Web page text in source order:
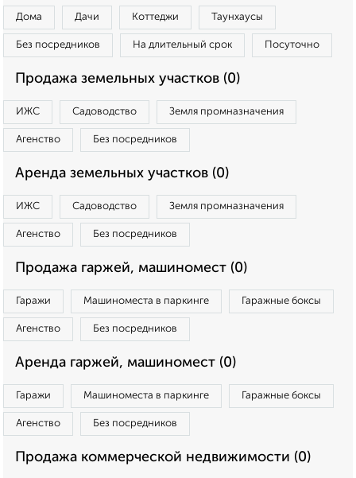
Дома Дачи Коттеджи Таунхаусы
Без посредников На длительный срок Посуточно
Продажа земельных участков (0)
ИЖС Садоводство Земля промназначения
Агенство Без посредников
Аренда земельных участков (0)
ИЖС Садоводство Земля промназначения
Агенство Без посредников
Продажа гаржей, машиномест (0)
Гаражи Машиноместа в паркинге Гаражные боксы
Агенство Без посредников
Аренда гаржей, машиномест (0)
Гаражи Машиноместа в паркинге Гаражные боксы
Агенство Без посредников
Продажа коммерческой недвижимости (0)